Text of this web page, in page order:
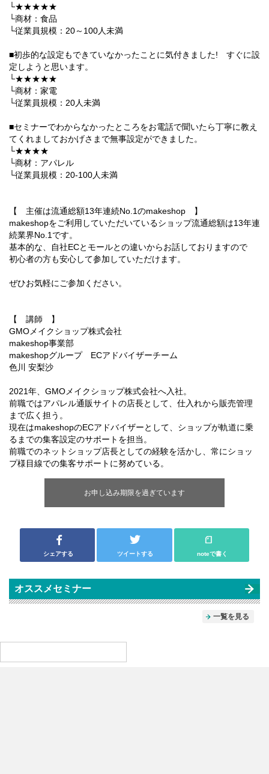
└★★★★★
└商材：食品
└従業員規模：20～100人未満
■初歩的な設定もできていなかったことに気付きました! すぐに設
定しようと思います。
└★★★★★
└商材：家電
└従業員規模：20人未満
■セミナーでわからなかったところをお電話で聞いたら丁寧に教え
てくれましておかげさまで無事設定ができました。
└★★★★
└商材：アパレル
└従業員規模：20-100人未満
【 主催は流通総額13年連続No.1のmakeshop 】
makeshopをご利用していただいているショップ流通総額は13年連
続業界No.1です。
基本的な、自社ECとモールとの違いからお話しておりますので
初心者の方も安心して参加していただけます。
ぜひお気軽にご参加ください。
【 講師 】
GMOメイクショップ株式会社
makeshop事業部
makeshopグループ ECアドバイザーチーム
色川 安梨沙
2021年、GMOメイクショップ株式会社へ入社。
前職ではアパレル通販サイトの店長として、仕入れから販売管理
まで広く担う。
現在はmakeshopのECアドバイザーとして、ショップが軌道に乗
るまでの集客設定のサポートを担当。
前職でのネットショップ店長としての経験を活かし、常にショッ
プ様目線での集客サポートに努めている。
お申し込み期限を過ぎています
シェアする ツイートする noteで書く
オススメセミナー
一覧を見る